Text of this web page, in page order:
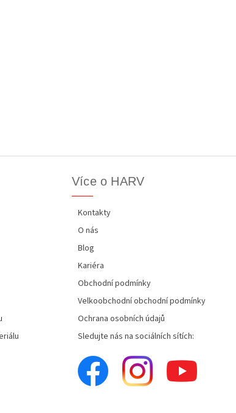
Více o HARV
Kontakty
O nás
Blog
Kariéra
Obchodní podmínky
Velkoobchodní obchodní podmínky
Ochrana osobních údajů
Sledujte nás na sociálních sítích: